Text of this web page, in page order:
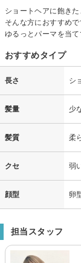
ショートヘアに飽き
そんな方におすすめで
ゆるっとパーマを当
おすすめタイプ
長さ シ
髪量 少
髪質 柔
クセ 弱
顔型 卵
担当スタッフ